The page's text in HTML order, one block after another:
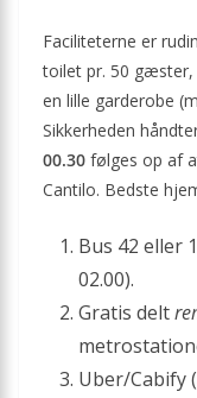
Faciliteterne er
toilet pr. 50 gæster,
en lille garderobe
Sikkerheden
00.30 følges op af
Cantilo. Bedste
Bus 42 eller
02.00).
Gratis delt
Uber/Cabify